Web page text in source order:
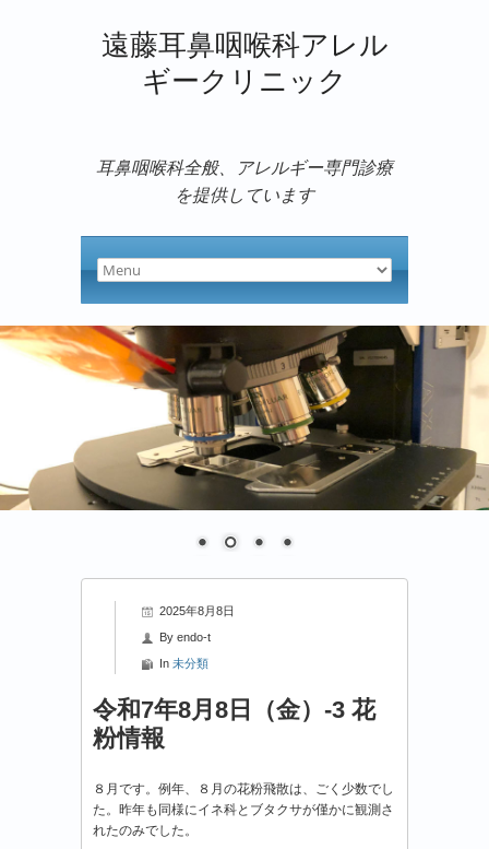
遠藤耳鼻咽喉科アレル
ギークリニック
耳鼻咽喉科全般、アレルギー専門診療
を提供しています
2025年8月8日
By endo-t
In 未分類
令和7年8月8日（金）-3 花
粉情報
８月です。例年、８月の花粉飛散は、ごく少数でし
た。昨年も同様にイネ科とブタクサが僅かに観測さ
れたのみでした。